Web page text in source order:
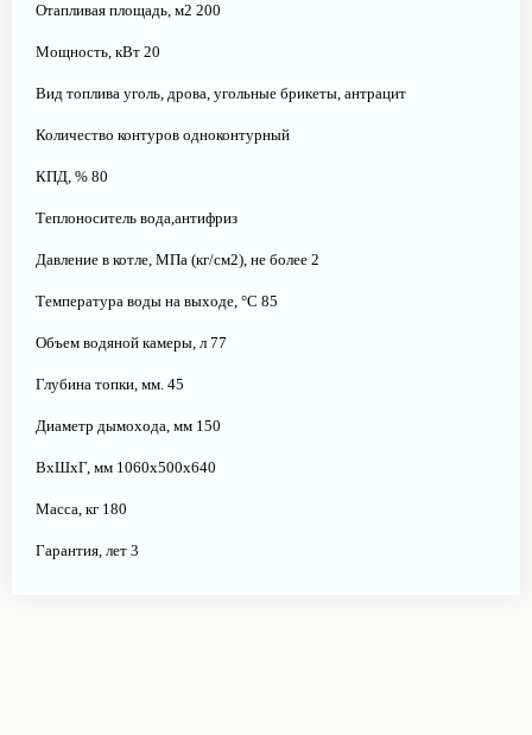
Отапливая площадь, м2 200
Мощность, кВт 20
Вид топлива уголь, дрова, угольные брикеты, антрацит
Количество контуров одноконтурный
КПД, % 80
Теплоноситель вода,антифриз
Давление в котле, МПа (кг/см2), не более 2
Температура воды на выходе, °С 85
Объем водяной камеры, л 77
Глубина топки, мм. 45
Диаметр дымохода, мм 150
ВхШхГ, мм 1060х500х640
Масса, кг 180
Гарантия, лет 3